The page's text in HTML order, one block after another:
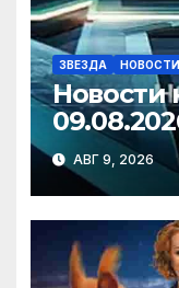
ЗВЕЗДА
Новости
АВГ 9, 2026